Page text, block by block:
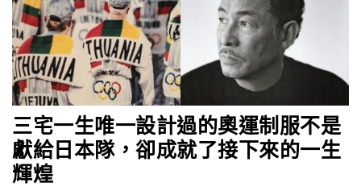
三宅一生唯一設計過的奧運制服不是
獻給日本隊，卻成就了接下來的一生
輝煌